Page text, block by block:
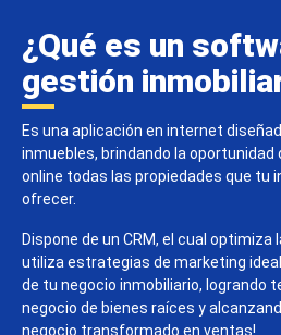
¿Qué es un
gestión
Es una aplicación en internet
inmuebles, brindando la oportunidad
online todas las propiedades que tu
ofrecer.
Dispone de un CRM, el cual
utiliza estrategias de marketing
de tu negocio inmobiliario, logrando
negocio de bienes raíces y
negocio transformado en ventas!